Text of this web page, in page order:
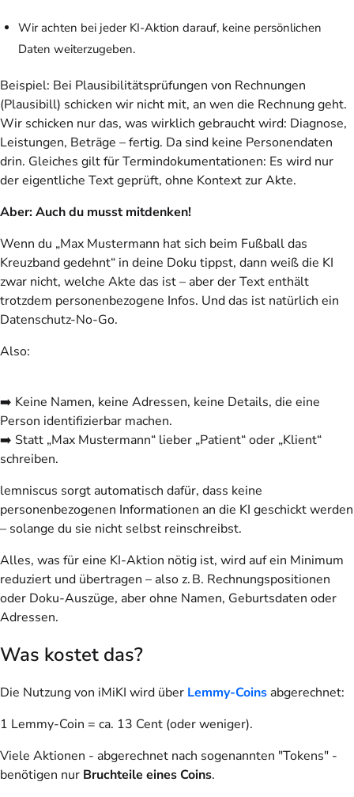
Wir achten bei jeder KI-Aktion darauf, keine persönlichen
Daten weiterzugeben.
Beispiel: Bei Plausibilitätsprüfungen von Rechnungen
(Plausibill) schicken wir nicht mit, an wen die Rechnung geht.
Wir schicken nur das, was wirklich gebraucht wird: Diagnose,
Leistungen, Beträge – fertig. Da sind keine Personendaten
drin. Gleiches gilt für Termindokumentationen: Es wird nur
der eigentliche Text geprüft, ohne Kontext zur Akte.
Aber: Auch du musst mitdenken!
Wenn du „Max Mustermann hat sich beim Fußball das
Kreuzband gedehnt“ in deine Doku tippst, dann weiß die KI
zwar nicht, welche Akte das ist – aber der Text enthält
trotzdem personenbezogene Infos. Und das ist natürlich ein
Datenschutz-No-Go.
Also:
➡️ Keine Namen, keine Adressen, keine Details, die eine
Person identifizierbar machen.
➡️ Statt „Max Mustermann“ lieber „Patient“ oder „Klient“
schreiben.
lemniscus sorgt automatisch dafür, dass keine
personenbezogenen Informationen an die KI geschickt werden
– solange du sie nicht selbst reinschreibst.
Alles, was für eine KI-Aktion nötig ist, wird auf ein Minimum
reduziert und übertragen – also z. B. Rechnungspositionen
oder Doku-Auszüge, aber ohne Namen, Geburtsdaten oder
Adressen.
Was kostet das?
Die Nutzung von iMiKI wird über Lemmy-Coins abgerechnet:
1 Lemmy-Coin = ca. 13 Cent (oder weniger).
Viele Aktionen - abgerechnet nach sogenannten "Tokens" -
benötigen nur Bruchteile eines Coins.